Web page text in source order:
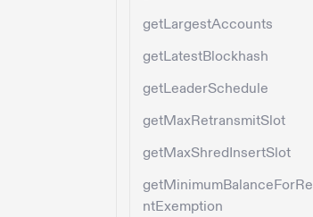
getLargestAccounts
getLatestBlockhash
getLeaderSchedule
getMaxRetransmitSlot
getMaxShredInsertSlot
getMinimumBalanceForRe
ntExemption